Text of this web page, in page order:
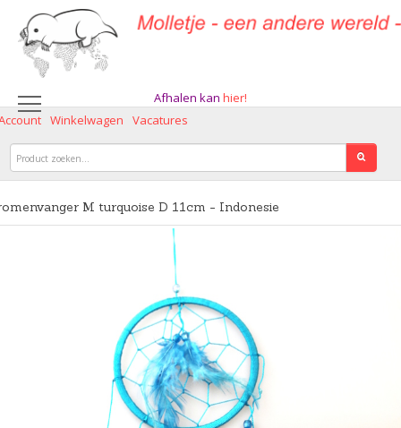
Afhalen kan hier!
Winkelwagen Vacatures
M turquoise D 11cm - Indonesie